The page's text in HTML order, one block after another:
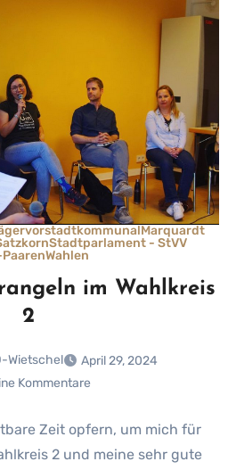
kommunalMarquardt
Stadtparlament - StVV
Wahlen
im Wahlkreis
2
Wietschel
April 29, 2024
Kommentare
Zeit opfern, um mich für
2 und meine sehr gute